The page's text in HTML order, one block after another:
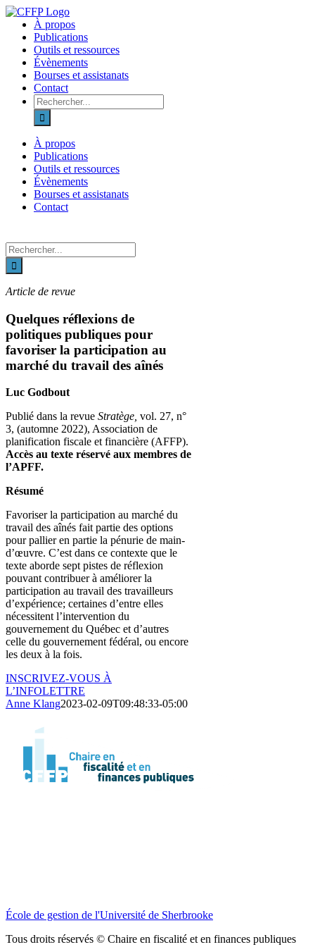
Skip
content
À propos
Publications
Outils et ressources
Évènements
Bourses et assistanats
Contact
Recherche
sur
le
site
:
À propos
Publications
Outils et ressources
Évènements
Bourses et assistanats
Contact
Recherche
sur
le
site
:
Article de revue
Quelques réflexions de
politiques publiques pour
favoriser la participation au
marché du travail des aînés
Luc Godbout
Publié dans la revue Stratège, vol. 27, n°
3, (automne 2022), Association de
planification fiscale et financière (AFFP).
Accès au texte réservé aux membres de
l’APFF.
Résumé
Favoriser la participation au marché du
travail des aînés fait partie des options
pour pallier en partie la pénurie de main-
d’œuvre. C’est dans ce contexte que le
texte aborde sept pistes de réflexion
pouvant contribuer à améliorer la
participation au travail des travailleurs
d’expérience; certaines d’entre elles
nécessitent l’intervention du
gouvernement du Québec et d’autres
celle du gouvernement fédéral, ou encore
les deux à la fois.
INSCRIVEZ-VOUS À
L’INFOLETTRE
Anne Klang2023-02-09T09:48:33-05:00
École de gestion de l'Université de Sherbrooke
Tous droits réservés © Chaire en fiscalité et en finances publiques